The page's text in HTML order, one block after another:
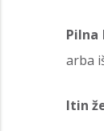
arba
Itin